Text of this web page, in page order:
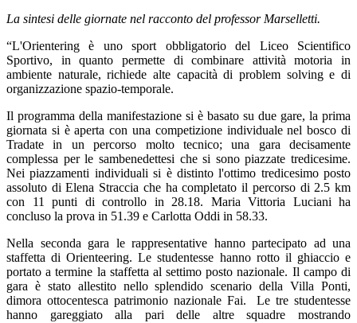
La sintesi delle giornate nel racconto del professor Marselletti.
“L'Orientering è uno sport obbligatorio del Liceo Scientifico
Sportivo, in quanto permette di combinare attività motoria in
ambiente naturale, richiede alte capacità di problem solving e di
organizzazione spazio-temporale.
Il programma della manifestazione si è basato su due gare, la prima
giornata si è aperta con una competizione individuale nel bosco di
Tradate in un percorso molto tecnico; una gara decisamente
complessa per le sambenedettesi che si sono piazzate tredicesime.
Nei piazzamenti individuali si è distinto l'ottimo tredicesimo posto
assoluto di Elena Straccia che ha completato il percorso di 2.5 km
con 11 punti di controllo in 28.18. Maria Vittoria Luciani ha
concluso la prova in 51.39 e Carlotta Oddi in 58.33.
Nella seconda gara le rappresentative hanno partecipato ad una
staffetta di Orienteering. Le studentesse hanno rotto il ghiaccio e
portato a termine la staffetta al settimo posto nazionale. Il campo di
gara è stato allestito nello splendido scenario della Villa Ponti,
dimora ottocentesca patrimonio nazionale Fai.
Le tre studentesse
hanno gareggiato alla pari delle altre squadre mostrando